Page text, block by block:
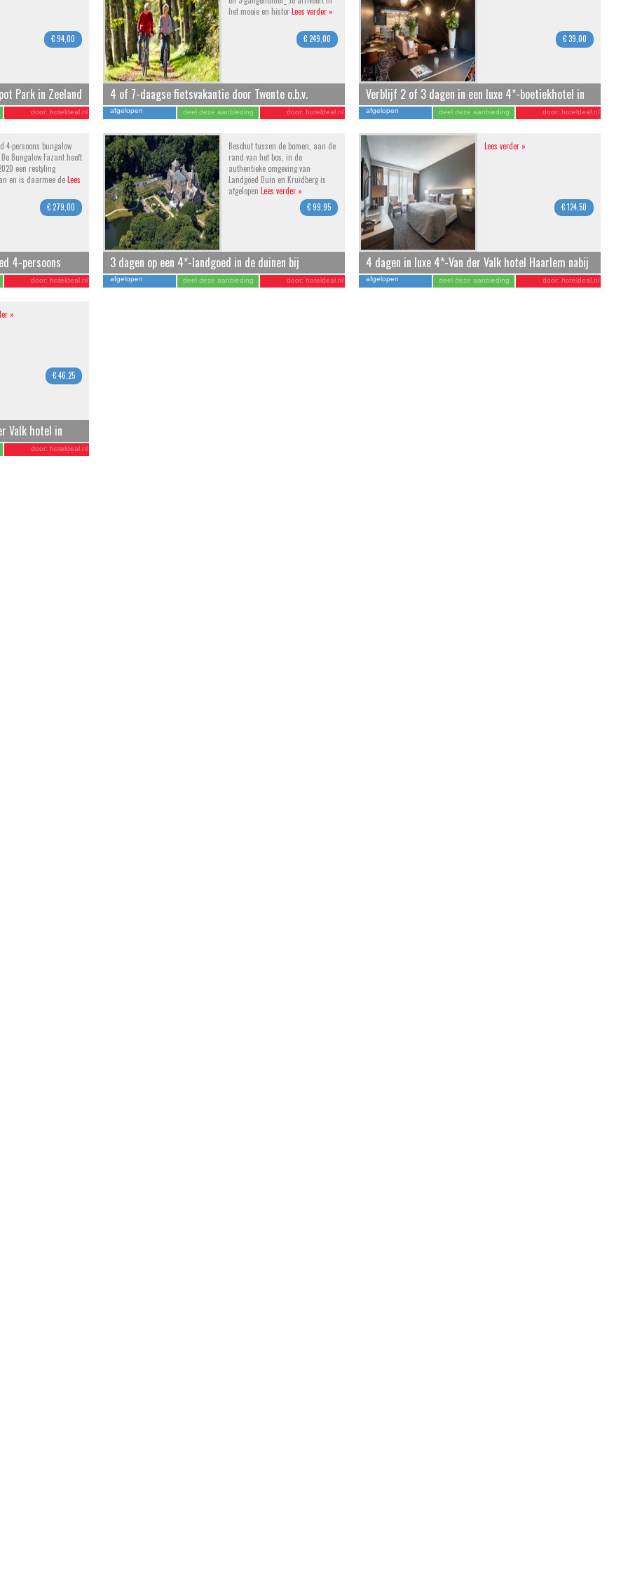
€ 94,00
Park in Zeeland
door: hoteldeal.nl
het mooie en historLees verder »
€ 249,00
4 of 7-daagse fietsvakantie door Twente o.b.v.
halfpension incl. hotels en extra's
afgelopen deel deze aanbieding door: hoteldeal.nl
€ 39,00
Verblijf 2 of 3 dagen in een luxe 4*-boetiekhotel in
hartje Maastricht incl. ontbijt
afgelopen deel deze aanbieding door: hoteldeal.nl
4-persoons bungalow
Bungalow Fazant heeft
een restyling
en is daarmee deLees
€ 279,00
4-persoons
incl. toegang
door: hoteldeal.nl
Beschut tussen de bomen, aan de
rand van het bos, in de
authentieke omgeving van
Landgoed Duin en Kruidberg is
afgelopen Lees verder »
€ 99,95
3 dagen op een 4*-landgoed in de duinen bij
Haarlem en Zandvoort incl. ontbijt
afgelopen deel deze aanbieding door: hoteldeal.nl
Lees verder »
€ 124,50
4 dagen in luxe 4*-Van der Valk hotel Haarlem nabij
het strand
afgelopen deel deze aanbieding door: hoteldeal.nl
»
€ 46,25
Valk hotel in
door: hoteldeal.nl